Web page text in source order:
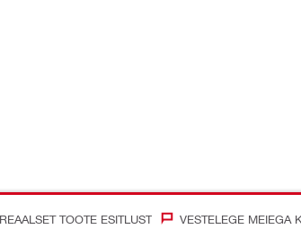
TOOTE ESITLUST VESTELEGE MEIEGA